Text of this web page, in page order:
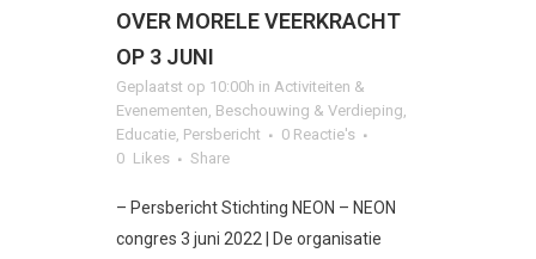
OVER MORELE VEERKRACHT
OP 3 JUNI
Geplaatst op 10:00h in Activiteiten &
Evenementen, Beschouwing & Verdieping,
Educatie, Persbericht
0 Reactie's
0 Likes Share
– Persbericht Stichting NEON – NEON
congres 3 juni 2022 | De organisatie